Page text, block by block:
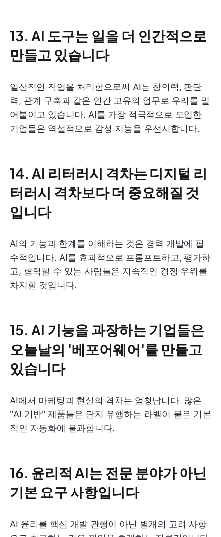
13. AI 도구는 일을 더 인간적으로
만들고 있습니다
일상적인 작업을 처리함으로써 AI는 창의력, 판단
력, 관계 구축과 같은 인간 고유의 업무로 우리를 밀
어붙이고 있습니다. AI를 가장 적극적으로 도입한
기업들은 역설적으로 감성 지능을 우선시합니다.
14. AI 리터러시 격차는 디지털 리
터러시 격차보다 더 중요해질 것
입니다
AI의 기능과 한계를 이해하는 것은 경력 개발에 필
수적입니다. AI를 효과적으로 프롬프트하고, 평가하
고, 협력할 수 있는 사람들은 지속적인 경쟁 우위를
차지할 것입니다.
15. AI 기능을 과장하는 기업들은
오늘날의 '베포어웨어'를 만들고
있습니다
AI에서 마케팅과 현실의 격차는 엄청납니다. 많은
"AI 기반" 제품들은 단지 유행하는 라벨이 붙은 기본
적인 자동화에 불과합니다.
16. 윤리적 AI는 전문 분야가 아닌
기본 요구 사항입니다
AI 윤리를 핵심 개발 관행이 아닌 별개의 고려 사항